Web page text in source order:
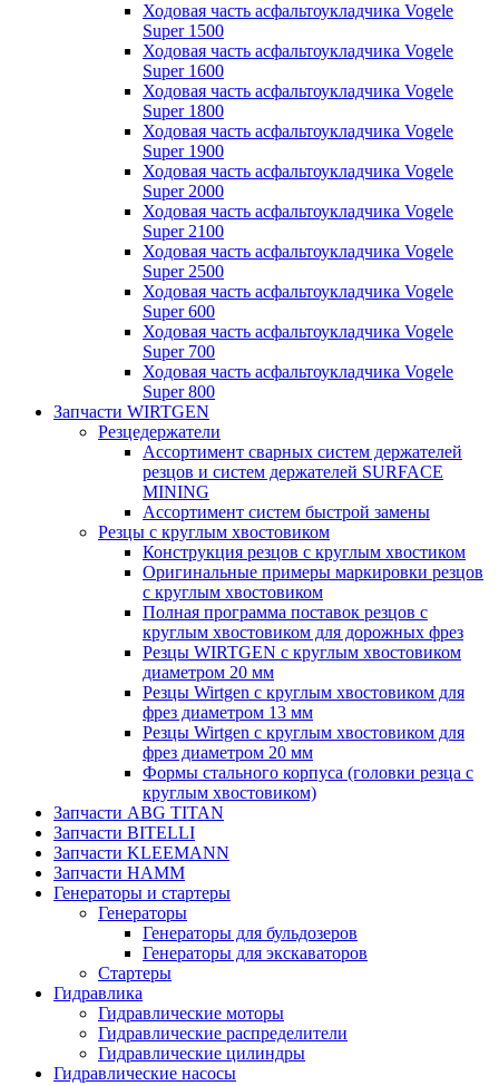
Ходовая часть асфальтоукладчика Vogele
Super 1500
Ходовая часть асфальтоукладчика Vogele
Super 1600
Ходовая часть асфальтоукладчика Vogele
Super 1800
Ходовая часть асфальтоукладчика Vogele
Super 1900
Ходовая часть асфальтоукладчика Vogele
Super 2000
Ходовая часть асфальтоукладчика Vogele
Super 2100
Ходовая часть асфальтоукладчика Vogele
Super 2500
Ходовая часть асфальтоукладчика Vogele
Super 600
Ходовая часть асфальтоукладчика Vogele
Super 700
Ходовая часть асфальтоукладчика Vogele
Super 800
Запчасти WIRTGEN
Резцедержатели
Ассортимент сварных систем держателей
резцов и систем держателей SURFACE
MINING
Ассортимент систем быстрой замены
Резцы с круглым хвостовиком
Конструкция резцов с круглым хвостиком
Оригинальные примеры маркировки резцов
с круглым хвостовиком
Полная программа поставок резцов с
круглым хвостовиком для дорожных фрез
Резцы WIRTGEN с круглым хвостовиком
диаметром 20 мм
Резцы Wirtgen с круглым хвостовиком для
фрез диаметром 13 мм
Резцы Wirtgen с круглым хвостовиком для
фрез диаметром 20 мм
Формы стального корпуса (головки резца с
круглым хвостовиком)
Запчасти ABG TITAN
Запчасти BITELLI
Запчасти KLEEMANN
Запчасти HAMM
Генераторы и стартеры
Генераторы
Генераторы для бульдозеров
Генераторы для экскаваторов
Стартеры
Гидравлика
Гидравлические моторы
Гидравлические распределители
Гидравлические цилиндры
Гидравлические насосы